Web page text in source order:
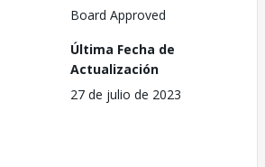
Board Approved
Última Fecha de
Actualización
27 de julio de 2023